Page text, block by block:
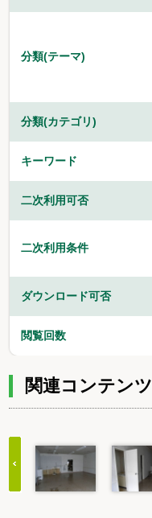
分類(テーマ)
分類(カテゴリ)
キーワード
二次利用可否
二次利用条件
ダウンロード可否
閲覧回数
関連コンテンツ